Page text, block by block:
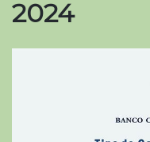
2024